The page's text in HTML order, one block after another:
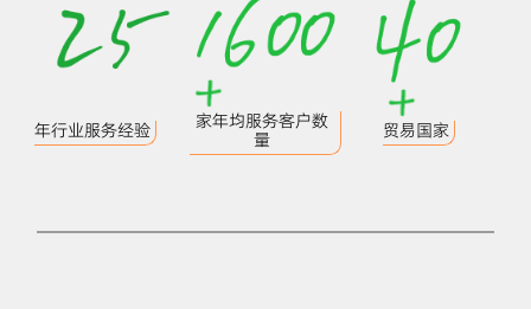
年行业服务经验
家年均服务客户数
量
贸易国家